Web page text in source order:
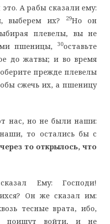
А рабы сказали ему:
выберем их?
29Но он
плевелы, вы не
пшеницы,30оставьте
до жатвы; и во время
прежде плевелы
сжечь их, а пшеницу
нас, но не были наши:
то остались бы с
через то открылось, что
Ему: Господи!
Он же сказал им:
тесные врата, ибо,
поищут войти, и не